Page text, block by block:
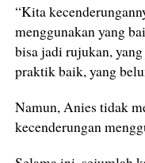
“Kita
menggunakan yang
bisa jadi rujukan,
praktik baik, yang
Namun, Anies tidak
kecenderungan